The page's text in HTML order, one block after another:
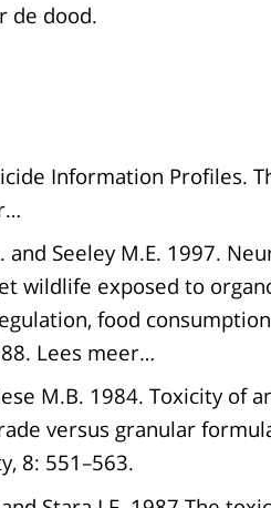
de dood.
Information Profiles.
and Seeley M.E. 1997.
wildlife exposed to
food
Lees meer…
M.B. 1984. Toxicity of
versus granular
8: 551–563.